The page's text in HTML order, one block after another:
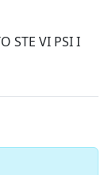
STE VI PSI I